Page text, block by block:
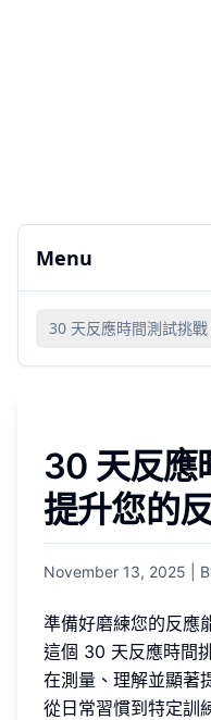
Menu
30 天反應時間測試挑
30 天反應
提升您的
November 13, 2025 |
準備好磨練您的反應
這個 30 天反應時間
在測量、理解並顯著
從日常習慣到特定訓